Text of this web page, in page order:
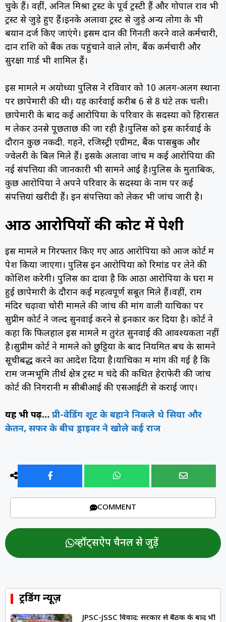
चुके हैं। वहीं, अनिल मिश्रा ट्रस्ट के पूर्व ट्रस्टी हैं और गोपाल राव भी
ट्रस्ट से जुड़े हुए हैं।इनके अलावा ट्रस्ट से जुड़े अन्य लोगों के भी
बयान दर्ज किए जाएंगे। इसमें दान की गिनती करने वाले कर्मचारी,
दान राशि को बैंक तक पहुंचाने वाले लोग, बैंक कर्मचारी और
सुरक्षा गार्ड भी शामिल हैं।
इस मामले में अयोध्या पुलिस ने रविवार को 10 अलग-अलग स्थानों
पर छापेमारी की थी। यह कार्रवाई करीब 6 से 8 घंटे तक चली।
छापेमारी के बाद कई आरोपियों के परिवार के सदस्यों को हिरासत
में लेकर उनसे पूछताछ की जा रही है।पुलिस को इस कार्रवाई के
दौरान कुछ नकदी, गहने, रजिस्ट्री एग्रीमेंट, बैंक पासबुक और
ज्वेलरी के बिल मिले हैं। इसके अलावा जांच में कई आरोपियों की
नई संपत्तियों की जानकारी भी सामने आई है।पुलिस के मुताबिक,
कुछ आरोपियों ने अपने परिवार के सदस्यों के नाम पर कई
संपत्तियां खरीदी हैं। इन संपत्तियों को लेकर भी जांच जारी है।
आठ आरोपियों की कोर्ट में पेशी
इस मामले में गिरफ्तार किए गए आठ आरोपियों को आज कोर्ट में
पेश किया जाएगा। पुलिस इन आरोपियों को रिमांड पर लेने की
कोशिश करेगी। पुलिस का दावा है कि आठों आरोपियों के घरों में
हुई छापेमारी के दौरान कई महत्वपूर्ण सबूत मिले हैं।वहीं, राम
मंदिर चढ़ावा चोरी मामले की जांच की मांग वाली याचिका पर
सुप्रीम कोर्ट ने जल्द सुनवाई करने से इनकार कर दिया है। कोर्ट ने
कहा कि फिलहाल इस मामले में तुरंत सुनवाई की आवश्यकता नहीं
है।सुप्रीम कोर्ट ने मामले को छुट्टियों के बाद नियमित बेंच के सामने
सूचीबद्ध करने का आदेश दिया है।याचिका में मांग की गई है कि
राम जन्मभूमि तीर्थ क्षेत्र ट्रस्ट में चंदे की कथित हेराफेरी की जांच
कोर्ट की निगरानी में सीबीआई की एसआईटी से कराई जाए।
यह भी पढ़ें… प्री-वेडिंग शूट के बहाने निकले थे सिया और
केतन, सफर के बीच ड्राइवर ने खोले कई राज
COMMENT
व्हॉट्सऐप चैनल से जुड़ें
ट्रेंडिंग न्यूज़
JPSC-JSSC विवाद: सरकार से बैठक के बाद भी